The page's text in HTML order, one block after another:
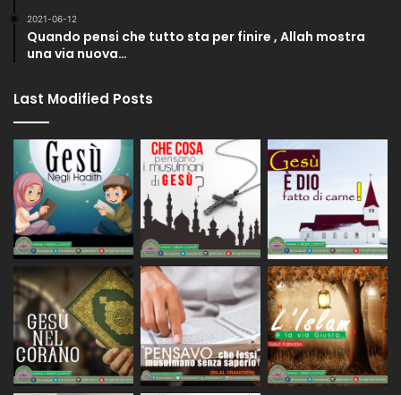
2021-06-12
Quando pensi che tutto sta per finire , Allah mostra
una via nuova…
Last Modified Posts